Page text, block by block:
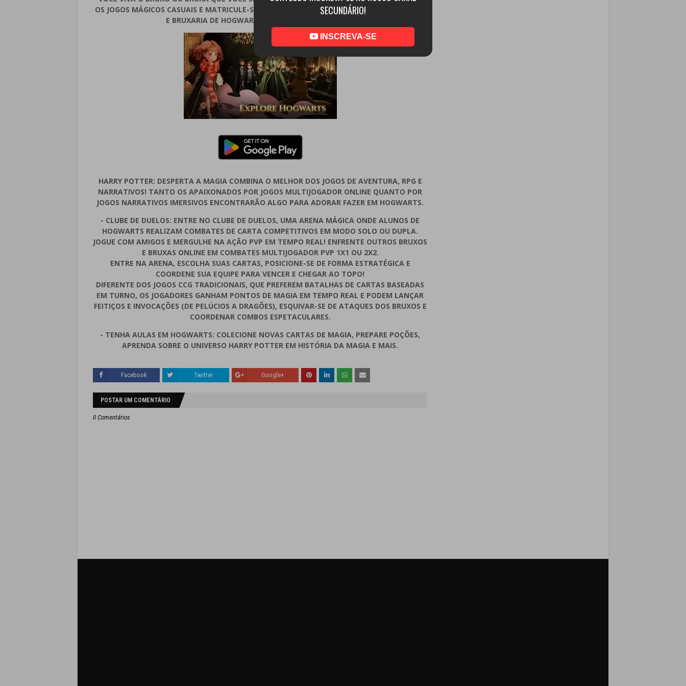
OS JOGOS MÁGICOS CASUAIS E MATRICULE-SE COMO UM VERDADEIRO ESTUDANTE DE MAGIA
E BRUXARIA DE HOGWARTS, IGUAL A HARRY POTTER!
HARRY POTTER: DESPERTA A MAGIA COMBINA O MELHOR DOS JOGOS DE AVENTURA, RPG E
NARRATIVOS! TANTO OS APAIXONADOS POR JOGOS MULTIJOGADOR ONLINE QUANTO POR
JOGOS NARRATIVOS IMERSIVOS ENCONTRARÃO ALGO PARA ADORAR FAZER EM HOGWARTS.
- CLUBE DE DUELOS: ENTRE NO CLUBE DE DUELOS, UMA ARENA MÁGICA ONDE ALUNOS DE
HOGWARTS REALIZAM COMBATES DE CARTA COMPETITIVOS EM MODO SOLO OU DUPLA.
JOGUE COM AMIGOS E MERGULHE NA AÇÃO PVP EM TEMPO REAL! ENFRENTE OUTROS BRUXOS
E BRUXAS ONLINE EM COMBATES MULTIJOGADOR PVP 1X1 OU 2X2.
ENTRE NA ARENA, ESCOLHA SUAS CARTAS, POSICIONE-SE DE FORMA ESTRATÉGICA E
COORDENE SUA EQUIPE PARA VENCER E CHEGAR AO TOPO!
DIFERENTE DOS JOGOS CCG TRADICIONAIS, QUE PREFEREM BATALHAS DE CARTAS BASEADAS
EM TURNO, OS JOGADORES GANHAM PONTOS DE MAGIA EM TEMPO REAL E PODEM LANÇAR
FEITIÇOS E INVOCAÇÕES (DE PELÚCIOS A DRAGÕES), ESQUIVAR-SE DE ATAQUES DOS BRUXOS E
COORDENAR COMBOS ESPETACULARES.
- TENHA AULAS EM HOGWARTS: COLECIONE NOVAS CARTAS DE MAGIA, PREPARE POÇÕES,
APRENDA SOBRE O UNIVERSO HARRY POTTER EM HISTÓRIA DA MAGIA E MAIS.
Facebook Twitter Google+
POSTAR UM COMENTÁRIO
0 Comentários
SECUNDÁRIO!
INSCREVA-SE